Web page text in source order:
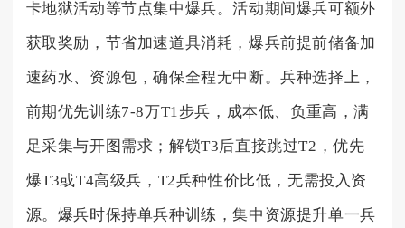
卡地狱活动等节点集中爆兵。活动期间爆兵可额外
获取奖励，节省加速道具消耗，爆兵前提前储备加
速药水、资源包，确保全程无中断。兵种选择上，
前期优先训练7-8万T1步兵，成本低、负重高，满
足采集与开图需求；解锁T3后直接跳过T2，优先
爆T3或T4高级兵，T2兵种性价比低，无需投入资
源。爆兵时保持单兵种训练，集中资源提升单一兵